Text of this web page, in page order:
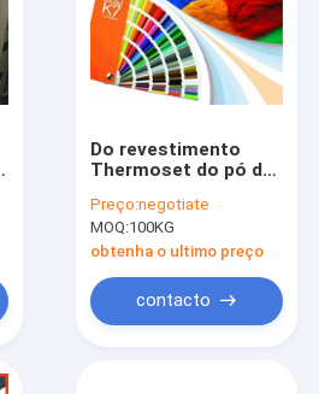
Do revestimento
Thermoset do pó de
baixa com ISO90001
Preço:negotiate
MOQ:100KG
obtenha o ultimo preço
contacto